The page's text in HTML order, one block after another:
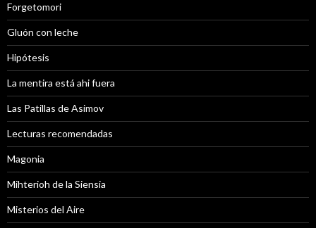
Forgetomori
Gluón con leche
Hipótesis
La mentira está ahi fuera
Las Patillas de Asimov
Lecturas recomendadas
Magonia
Mihterioh de la Siensia
Misterios del Aire